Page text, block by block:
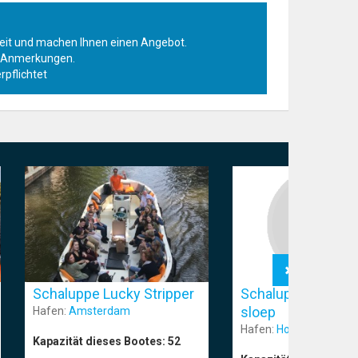
und machen Ihnen einen Angebot.
Schaluppe Lucky Stripper
Hafen: Amsterdam
Kapazität dieses Bootes: 52
Schaluppe
sloep
Hafen: Hoorn